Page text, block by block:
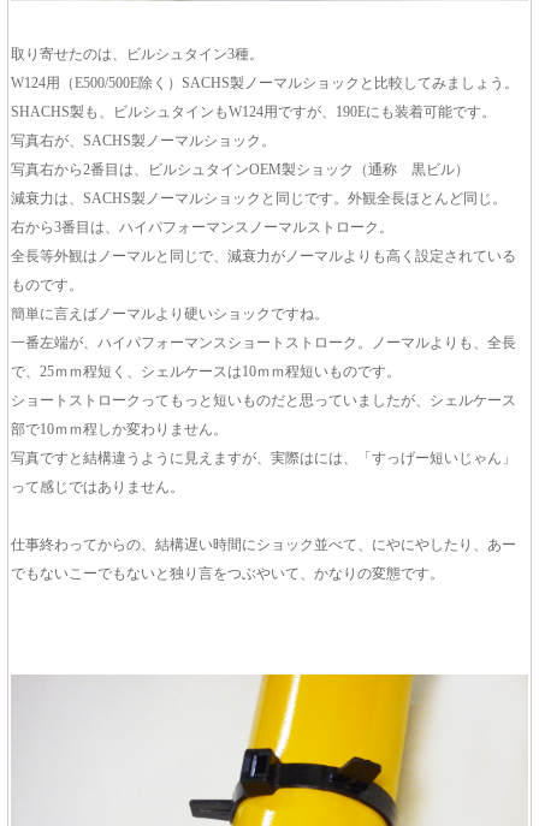
取り寄せたのは、ビルシュタイン3種。
W124用（E500/500E除く）SACHS製ノーマルショックと比較してみましょう。
SHACHS製も、ビルシュタインもW124用ですが、190Eにも装着可能です。
写真右が、SACHS製ノーマルショック。
写真右から2番目は、ビルシュタインOEM製ショック（通称 黒ビル）
減衰力は、SACHS製ノーマルショックと同じです。外観全長ほとんど同じ。
右から3番目は、ハイパフォーマンスノーマルストローク。
全長等外観はノーマルと同じで、減衰力がノーマルよりも高く設定されている
ものです。
簡単に言えばノーマルより硬いショックですね。
一番左端が、ハイパフォーマンスショートストローク。ノーマルよりも、全長
で、25ｍｍ程短く、シェルケースは10ｍｍ程短いものです。
ショートストロークってもっと短いものだと思っていましたが、シェルケース
部で10ｍｍ程しか変わりません。
写真ですと結構違うように見えますが、実際はには、「すっげー短いじゃん」
って感じではありません。
仕事終わってからの、結構遅い時間にショック並べて、にやにやしたり、あー
でもないこーでもないと独り言をつぶやいて、かなりの変態です。